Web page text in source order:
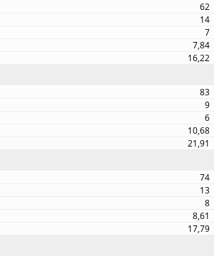
62
14
7
7,84
16,22
83
9
6
10,68
21,91
74
13
8
8,61
17,79